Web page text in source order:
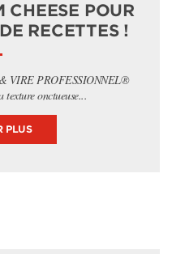
CHEESE POUR
RECETTES !
VIRE PROFESSIONNEL®
texture onctueuse...
PLUS